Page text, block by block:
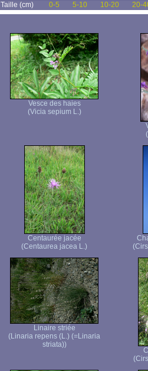
Taille (cm)
0-5 5-10 10-20 20-
Vesce des haies
(Vicia sepium L.)
Centaurée jacée
(Centaurea jacea L.)
Linaire striée
(Linaria repens (L.) (=Linaria
striata))